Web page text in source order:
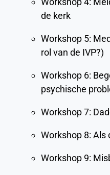
de kerk
Workshop 5:
rol van de IVP?)
Workshop 6:
psychische
Workshop 7:
Workshop 8: Als
Workshop 9: